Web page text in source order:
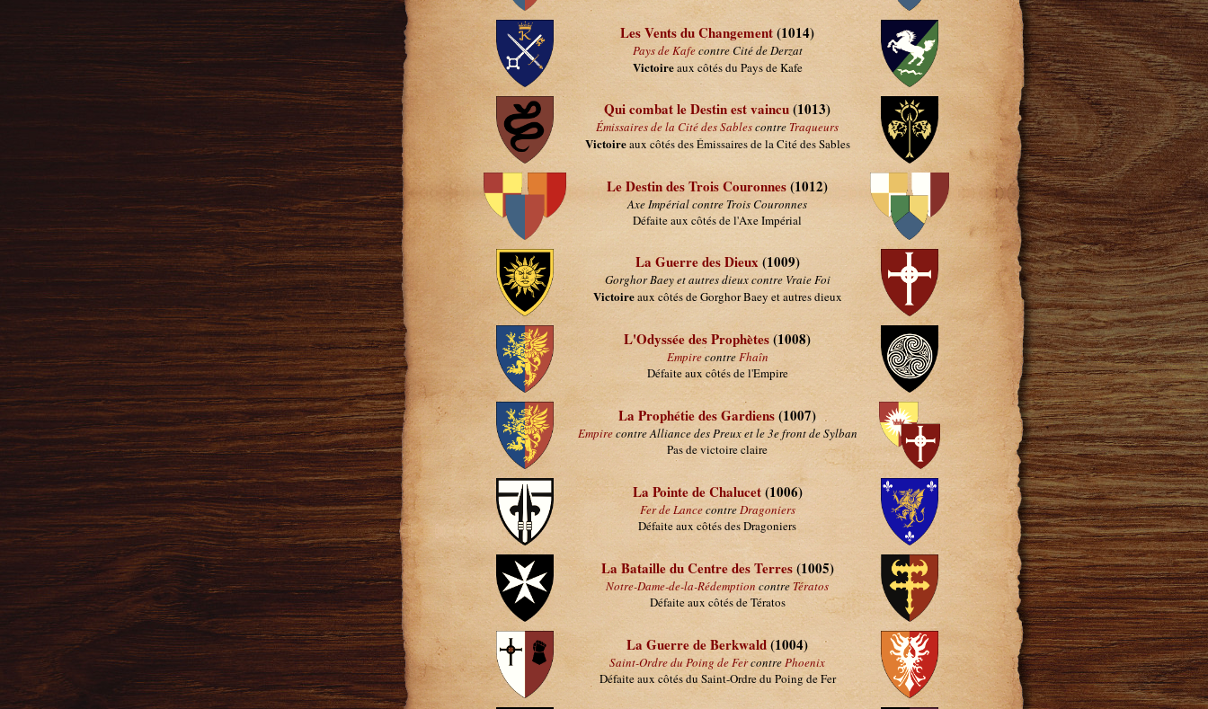
Les Vents du Changement(1014)
Pays de Kafecontre Cité de Derzat
Victoireaux côtés du Pays de Kafe
Qui combat le Destin est vaincu(1013)
Émissaires de la Cité des Sablescontre Traqueurs
Victoireaux côtés des Émissaires de la Cité des Sables
Le Destin des Trois Couronnes(1012)
Axe Impérial contre Trois Couronnes
Défaite aux côtés de l'Axe Impérial
La Guerre des Dieux(1009)
Gorghor Baey et autres dieux contre Vraie Foi
Victoireaux côtés de Gorghor Baey et autres dieux
L'Odyssée des Prophètes(1008)
EmpirecontreFhaîn
Défaite aux côtés de l'Empire
La Prophétie des Gardiens(1007)
Empirecontre Alliance des Preux et le 3e front de Sylban
Pas de victoire claire
La Pointe de Chalucet(1006)
Fer de LancecontreDragoniers
Défaite aux côtés des Dragoniers
La Bataille du Centre des Terres(1005)
Notre-Dame-de-la-Rédemption contreTératos
Défaite aux côtés de Tératos
La Guerre de Berkwald(1004)
Saint-Ordre du Poing de FercontrePhoenix
Défaite aux côtés du Saint-Ordre du Poing de Fer